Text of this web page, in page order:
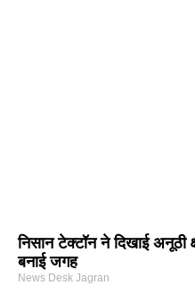
निसान टेक्टॉन ने दिखाई अनूठी
बनाई जगह
News Desk Jagran